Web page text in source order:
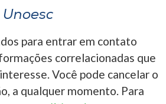
para entrar em contato
correlacionadas que
Você pode cancelar o
a qualquer momento. Para